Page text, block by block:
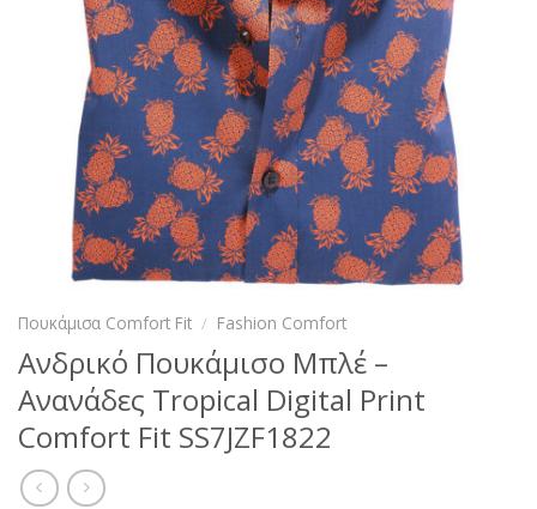
Πουκάμισα Comfort Fit / Fashion Comfort
Ανδρικό Πουκάμισο Μπλέ –
Ανανάδες Tropical Digital Print
Comfort Fit SS7JZF1822